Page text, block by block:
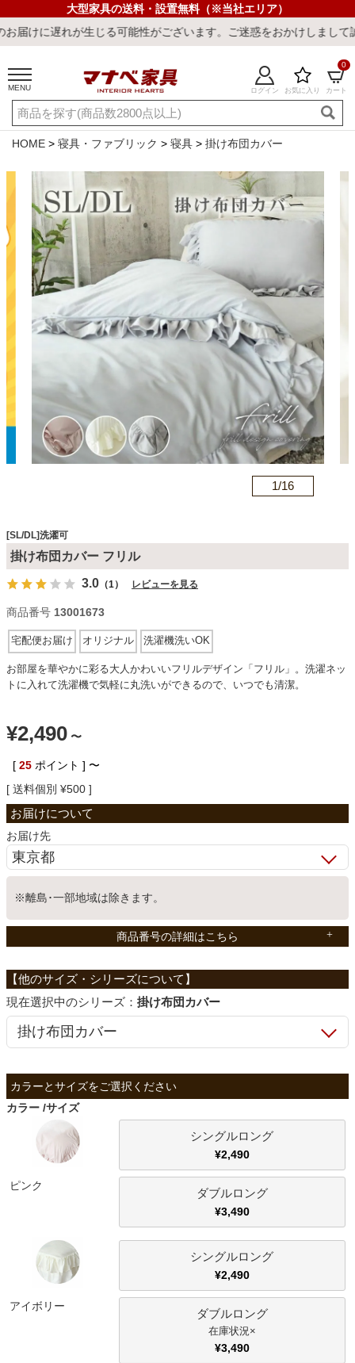
大型家具の送料・設置無料（※当社エリア）
じる可能性がございます。ご迷惑をおかけしまして誠に申し訳ござ
MENU ログイン お気に入り カート
0
ご利用ガイド 新規会員登録
店舗一覧 閲覧履歴
キーワード・商品番号で探す
最短発送 冷感ラグ 冷感寝具 ワークデスク ウィルトンラ
カテゴリから探す
ソファ
ダイニングテーブル・セット
食器棚・キッチン収納
ベッド
収納家具
学習机
ホームオフィス
寝具
カーテン
HOME 寝具・ファブリック 寝具 掛け布団カバー
1/16
[SL/DL]洗濯可
掛け布団カバー フリル
3.0 （1） レビューを見る
商品番号 13001673
宅配便お届け オリジナル 洗濯機洗いOK
お部屋を華やかに彩る大人かわいいフリルデザイン「フリル」。洗濯ネッ
トに入れて洗濯機で気軽に丸洗いができるので、いつでも清潔。
¥2,490 〜
[ 25 ポイント ] 〜
送料個別 ¥500
お届け先
※離島･一部地域は除きます。
商品番号の詳細はこちら
シリーズ： 掛け布団カバー
カラー サイズ
ピンク
シングルロング
¥2,490
ダブルロング
¥3,490
アイボリー
シングルロング
¥2,490
ダブルロング
×
¥3,490